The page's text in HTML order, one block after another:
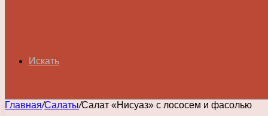
Искать
Главная/Салаты/Салат «Нисуаз» с лососем и фасолью